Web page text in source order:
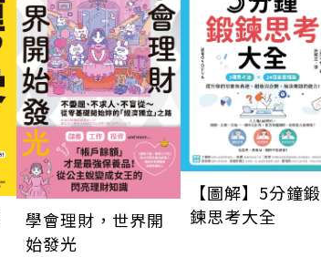
學會理財，世界開
始發光
【圖解】5分鐘鍛
鍊思考大全